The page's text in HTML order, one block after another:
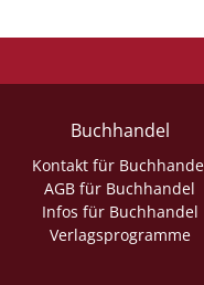
Buchhandel
Kontakt für
AGB für Buchhandel
Infos für Buchhandel
Verlagsprogramme